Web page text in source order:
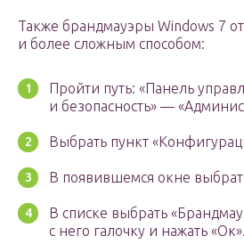
Также брандмауэры Windows 7
и более сложным способом:
Пройти путь: «Панель
и безопасность» —
Выбрать пункт
В появившемся окне
В списке выбрать
с него галочку и нажать «Ок».